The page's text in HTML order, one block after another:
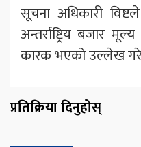
सूचना अधिकारी
अन्तर्राष्ट्रिय बजार
कारक भएको उल्लेख
प्रतिक्रिया दिनुहोस्